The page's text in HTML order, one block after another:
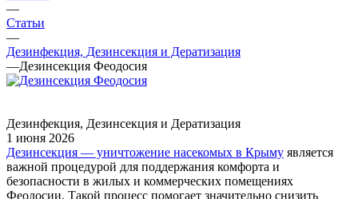
—
Статьи
—
Дезинфекция, Дезинсекция и Дератизация
—Дезинсекция Феодосия
Дезинфекция, Дезинсекция и Дератизация
1 июня 2026
Дезинсекция — уничтожение насекомых в Крыму является
важной процедурой для поддержания комфорта и
безопасности в жилых и коммерческих помещениях
Феодосии. Такой процесс помогает значительно снизить